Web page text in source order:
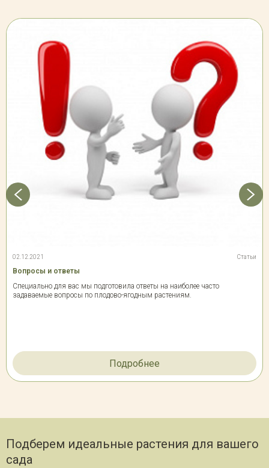
02.12.2021 Статьи
Вопросы и ответы
Специально для вас мы подготовила ответы на наиболее часто
задаваемые вопросы по плодово-ягодным растениям.
Подробнее
Подберем идеальные растения для вашего
сада